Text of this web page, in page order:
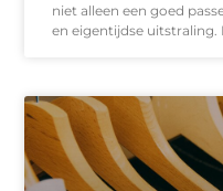
niet alleen een goed
en eigentijdse uitstraling.